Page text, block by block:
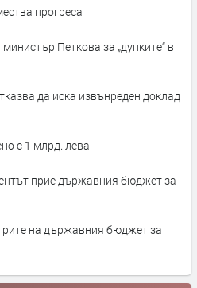
прогреса
Петкова за „дупките“ в
да иска извънреден доклад
с 1 млрд. лева
прие държавния бюджет за
на държавния бюджет за